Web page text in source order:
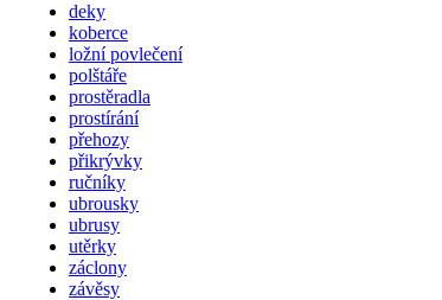
deky
koberce
ložní povlečení
polštáře
prostěradla
prostírání
přehozy
přikrývky
ručníky
ubrousky
ubrusy
utěrky
záclony
závěsy